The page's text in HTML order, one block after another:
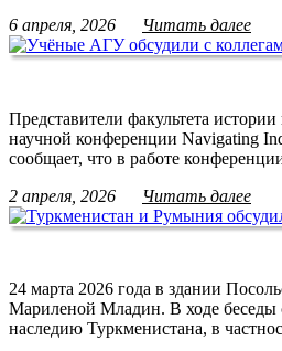
6 апреля, 2026
Читать далее
Представители факультета
научной конференции Navigating
сообщает, что в работе
2 апреля, 2026
Читать далее
24 марта 2026 года в здании
Мариленой Младин. В ходе беседы
наследию Туркменистана, в